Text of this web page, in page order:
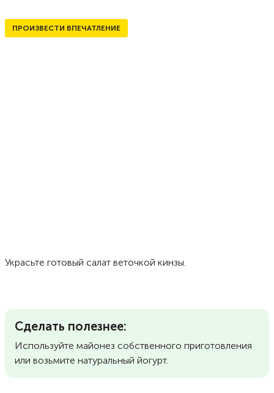
ПРОИЗВЕСТИ ВПЕЧАТЛЕНИЕ
Украсьте готовый салат веточкой кинзы.
Сделать полезнее:
Используйте майонез собственного приготовления
или возьмите натуральный йогурт.